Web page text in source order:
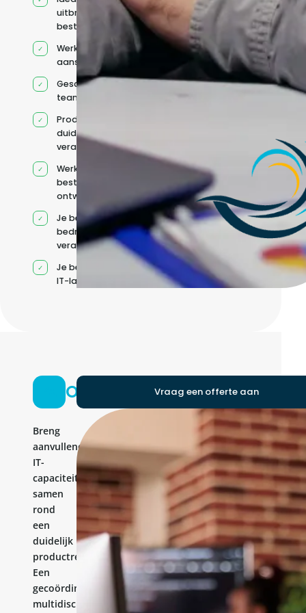
uitbreiden van
bestaande capaciteit
Werkt onder jouw
aansturing
Geschikt voor hybride
teams
Productcontext en
duidelijke
verantwoordelijkheden
Werkt binnen jouw
bestaande
ontwikkelteam
Je behoudt jouw
bedrijfs- en IT-
verantwoordelijkheden
Je beheert jouw eigen
IT-landschap
Ontwikkelteam
Breng
aanvullende
IT-
capaciteit
samen
rond
een
duidelijk
productresultaat.
Een
gecoördineerd
multidisciplinair
Vraag een offerte aan